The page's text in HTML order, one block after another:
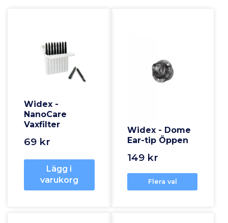
Widex -
NanoCare
Vaxfilter
69 kr
Lägg i
varukorg
Widex - Dome
Ear-tip Öppen
149 kr
Flera val